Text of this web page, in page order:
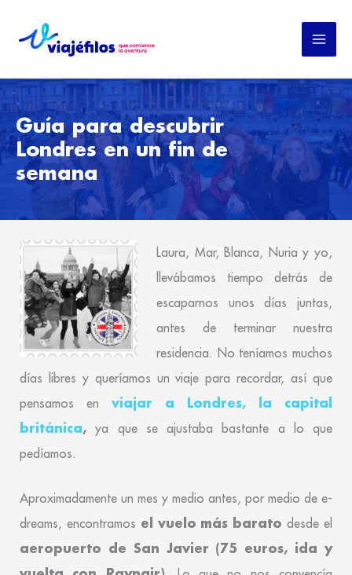
Guía para descubrir
Londres en un fin de
semana
Laura, Mar, Blanca, Nuria y yo,
llevábamos tiempo detrás de
escaparnos unos días juntas,
antes de terminar nuestra
residencia. No teníamos muchos
días libres y queríamos un viaje para recordar, así que
pensamos en viajar a Londres, la capital
británica, ya que se ajustaba bastante a lo que
pedíamos.
Aproximadamente un mes y medio antes, por medio de e-
dreams, encontramos el vuelo más barato desde el
aeropuerto de San Javier (75 euros, ida y